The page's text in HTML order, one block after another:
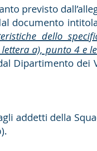
previsto
documento
dello
a), punto 4 e
Dipartimento dei
addetti della